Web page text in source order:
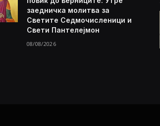
заедничка молитва за
Светите Седмочисленици и
Свети Пантелејмон
08/08/2026